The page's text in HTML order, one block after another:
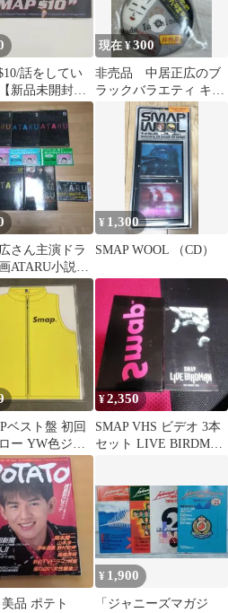
話をしてい
新品未開封
内正規品】
現在 ¥300
非売品 中居正広のブ
ラックバラエティ キー
ホルダー 付属品壊れ
てます
さん主演ドラ
ATARU小説全
ト
¥ 1,300
SMAP WOOL （CD）
ベスト盤 初回
ー YW色ジャ
Smap Vest 結
¥2,350
SMAP VHS ビデオ 3本
セット LIVE BIRDMAN
品 ポテト
¥ 1,900
「ジャニーズマガジ